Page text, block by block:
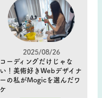
2025/08/26
コーディングだけじゃな
い！美術好きWebデザイナ
ーの私がMogicを選んだワ
ケ